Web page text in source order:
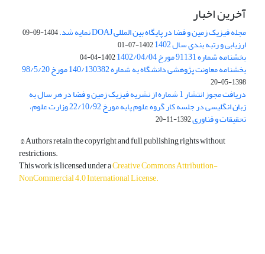
آخرین اخبار
مجله فیزیک زمین و فضا در پایگاه بین المللی DOAJ نمایه شد. 1404-09-09
ارزیابی و رتبه بندی سال 1402 1402-07-01
بخشنامه شماره 91131 مورخ 1402/04/04 1402-04-04
بخشنامه معاونت پژوهشی دانشگاه به شماره 140/130382 مورخ 98/5/20
1398-05-20
دریافت مجوز انتشار 1 شماره از نشریه فیزیک زمین و فضا در هر سال به
زبان انگلیسی در جلسه کار گروه علوم پایه مورخ 22/10/92 وزارت علوم،
تحقیقات و فناوری1392-11-20
© Authors retain the copyright and full publishing rights without
restrictions.
This work is licensed under aCreative Commons Attribution-
NonCommercial 4.0 International License.